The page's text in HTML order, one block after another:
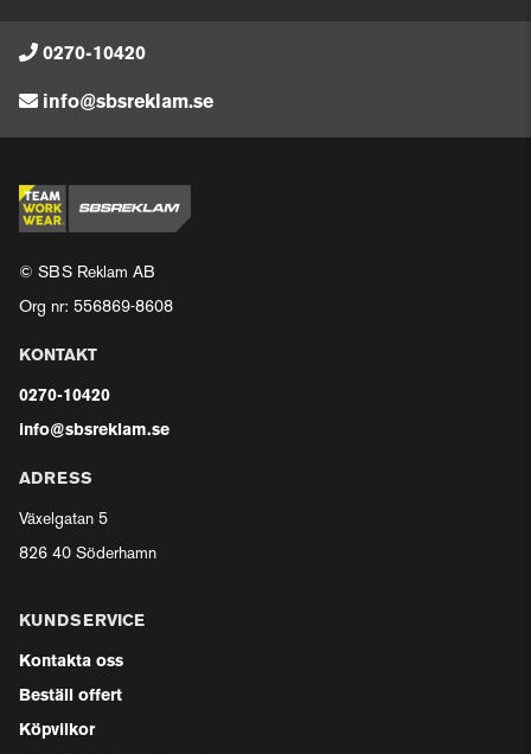
0270-10420
info@sbsreklam.se
© SBS Reklam AB
Org nr: 556869-8608
KONTAKT
0270-10420
info@sbsreklam.se
ADRESS
Växelgatan 5
826 40 Söderhamn
KUNDSERVICE
Kontakta oss
Beställ offert
Köpvilkor